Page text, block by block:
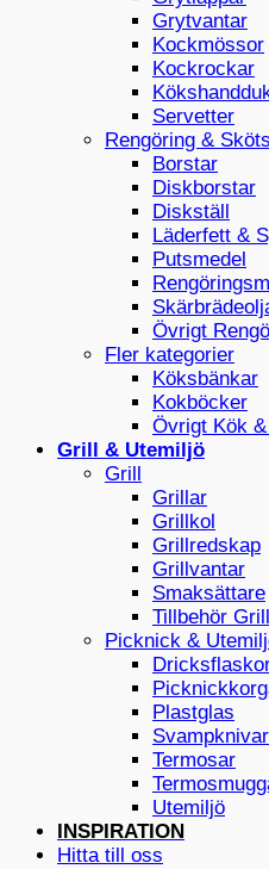
Grytvantar
Kockmössor
Kockrockar
Servetter
Rengöring &
Borstar
Diskborstar
Diskställ
Läderfett &
Putsmedel
Övrigt
Fler kategorier
Köksbänkar
Kokböcker
Övrigt Kök
Grill & Utemiljö
Grill
Grillar
Grillkol
Grillredskap
Grillvantar
Smaksättare
Tillbehör Grill
Picknick &
Plastglas
Termosar
Utemiljö
INSPIRATION
Hitta till oss